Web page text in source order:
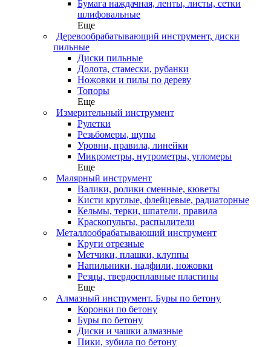
Бумага наждачная, ленты, листы, сетки
шлифовальные
Еще
Деревообрабатывающий инструмент, диски
пильные
Диски пильные
Долота, стамески, рубанки
Ножовки и пилы по дереву
Топоры
Еще
Измерительный инструмент
Рулетки
Резьбомеры, щупы
Уровни, правила, линейки
Микрометры, нутрометры, угломеры
Еще
Малярный инструмент
Валики, ролики сменные, кюветы
Кисти круглые, флейцевые, радиаторные
Кельмы, терки, шпатели, правила
Краскопульты, распылители
Металлообрабатывающий инструмент
Круги отрезные
Метчики, плашки, клуппы
Напильники, надфили, ножовки
Резцы, твердосплавные пластины
Еще
Алмазный инструмент. Буры по бетону
Коронки по бетону
Буры по бетону
Диски и чашки алмазные
Пики, зубила по бетону